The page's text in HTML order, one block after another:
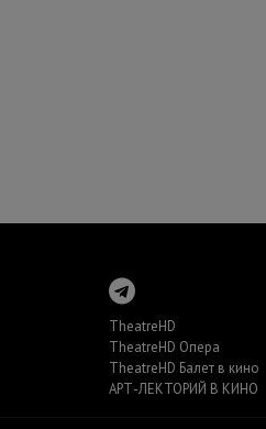
TheatreHD
TheatreHD Опера
TheatreHD Балет в кино
АРТ-ЛЕКТОРИЙ В КИНО